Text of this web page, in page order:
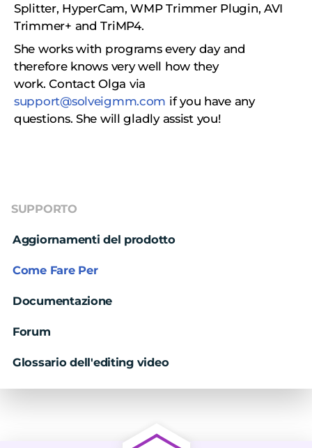
Splitter, HyperCam, WMP Trimmer Plugin, AVI
Trimmer+ and TriMP4.
She works with programs every day and
therefore knows very well how they
work. Сontact Olga via
support@solveigmm.com if you have any
questions. She will gladly assist you!
SUPPORTO
Aggiornamenti del prodotto
Come Fare Per
Documentazione
Forum
Glossario dell'editing video